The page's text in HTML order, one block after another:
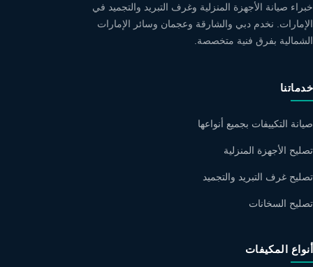
خبراء صيانة الأجهزة المنزلية وغرف التبريد والتجميد في
الإمارات. نخدم دبي والشارقة وعجمان وسائر الإمارات
الشمالية بفرق فنية متخصصة.
خدماتنا
صيانة التكييفات بجميع أنواعها
تصليح الأجهزة المنزلية
تصليح غرف التبريد والتجميد
تصليح السخانات
أنواع المكيفات